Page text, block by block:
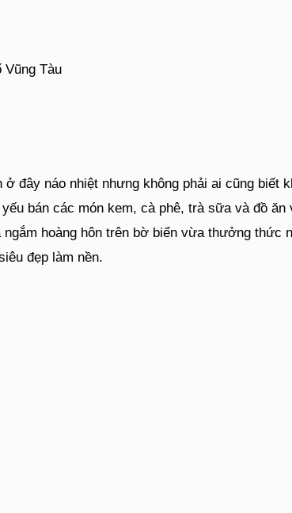
Vũng Tàu
đây náo nhiệt nhưng không phải ai cũng biết
bán các món kem, cà phê, trà sữa và đồ
hoàng hôn trên bờ biển vừa thưởng thức
đẹp làm nền.